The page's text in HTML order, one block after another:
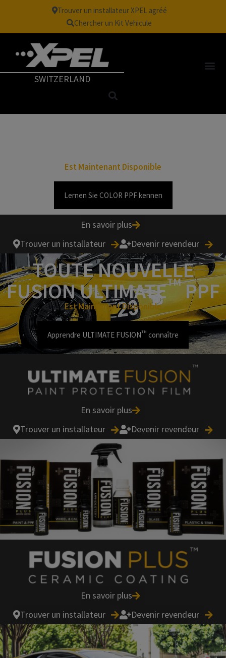
Trouver un installateur XPEL agréé
Chercher un Kit Vehicule
SWITZERLAND
Est Maintenant Disponible
Lernen Sie COLOR PPF kennen
En savoir plus
Trouver un installateur
Devenir revendeur
TOUTE NOUVELLE
FUSION ULTIMATETMPPF
Est Maintenant Disponible
Apprendre ULTIMATE FUSIONTM connaître
En savoir plus
Trouver un installateur
Devenir revendeur
En savoir plus
Trouver un installateur
Devenir revendeur